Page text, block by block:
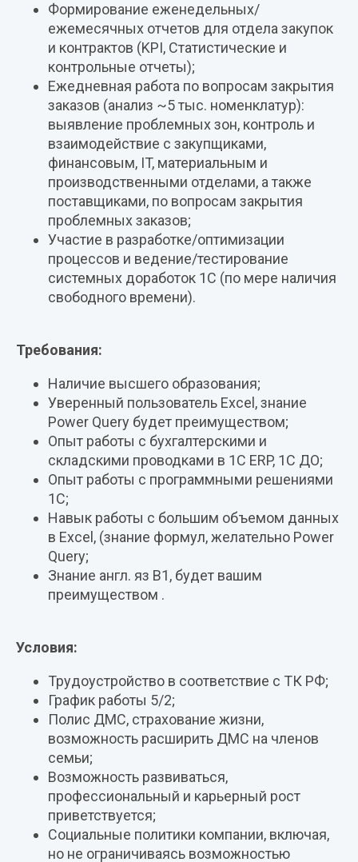
Формирование еженедельных/
ежемесячных отчетов для отдела закупок
и контрактов (KPI, Статистические и
контрольные отчеты);
Ежедневная работа по вопросам закрытия
заказов (анализ ~5 тыс. номенклатур):
выявление проблемных зон, контроль и
взаимодействие с закупщиками,
финансовым, IT, материальным и
производственными отделами, а также
поставщиками, по вопросам закрытия
проблемных заказов;
Участие в разработке/оптимизации
процессов и ведение/тестирование
системных доработок 1С (по мере наличия
свободного времени).
Требования:
Наличие высшего образования;
Уверенный пользователь Excel, знание
Power Query будет преимуществом;
Опыт работы с бухгалтерскими и
складскими проводками в 1С ERP, 1С ДО;
Опыт работы с программными решениями
1С;
Навык работы с большим объемом данных
в Excel, (знание формул, желательно Power
Query;
Знание англ. яз B1, будет вашим
преимуществом .
Условия:
Трудоустройство в соответствие с ТК РФ;
График работы 5/2;
Полис ДМС, страхование жизни,
возможность расширить ДМС на членов
семьи;
Возможность развиваться,
профессиональный и карьерный рост
приветствуется;
Социальные политики компании, включая,
но не ограничиваясь возможностью